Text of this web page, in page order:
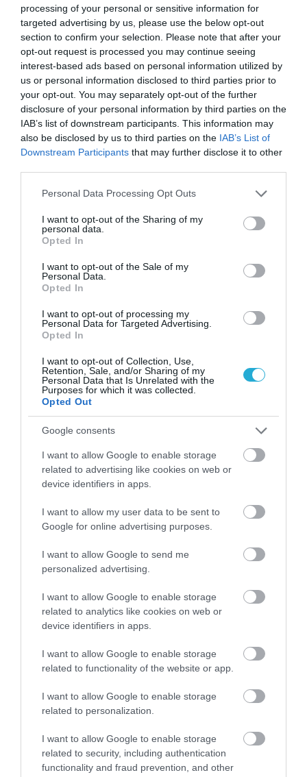
processing of your personal or sensitive information for
targeted advertising by us, please use the below opt-out
section to confirm your selection. Please note that after your
opt-out request is processed you may continue seeing
interest-based ads based on personal information utilized by
us or personal information disclosed to third parties prior to
your opt-out. You may separately opt-out of the further
disclosure of your personal information by third parties on the
IAB’s list of downstream participants. This information may
also be disclosed by us to third parties on the IAB’s List of
Downstream Participants that may further disclose it to other
Please note that this website/app uses one or more Google
not limited to your visit or usage behaviour. You may click to
grant or deny consent to Google and its third-party tags to
use your data for below specified purposes in below Google
consent section.
Personal Data Processing Opt Outs
I want to opt-out of the Sharing of my
personal data.
Opted In
I want to opt-out of the Sale of my
Personal Data.
Opted In
I want to opt-out of processing my
Personal Data for Targeted Advertising.
Opted In
I want to opt-out of Collection, Use,
Retention, Sale, and/or Sharing of my
Personal Data that Is Unrelated with the
Purposes for which it was collected.
Opted Out
Google consents
I want to allow Google to enable storage
related to advertising like cookies on web or
device identifiers in apps.
I want to allow my user data to be sent to
Google for online advertising purposes.
I want to allow Google to send me
personalized advertising.
I want to allow Google to enable storage
related to analytics like cookies on web or
device identifiers in apps.
I want to allow Google to enable storage
related to functionality of the website or app.
I want to allow Google to enable storage
related to personalization.
I want to allow Google to enable storage
related to security, including authentication
functionality and fraud prevention, and other
ΥΓΕΙΑ
2 Το τρόφιμο που θωρακίζει «αθόρυβα»
τα οστά σε κάθε ηλικία… δεν είναι το
γάλα!
ΦΑΡΜΑΚΑ
Ανατροπή δεδομένων στα εμβόλια
πλέον στις ΗΠΑ από COVID-19
Ποιοι είναι οι φυσιολογικοί καρδιακοί
παλμοί και ποια τα επικίνδυνα όρια –
Πότε πρέπει να ανησυχήσετε
ΠΕΡΙΣΣΟΤΕΡΑ